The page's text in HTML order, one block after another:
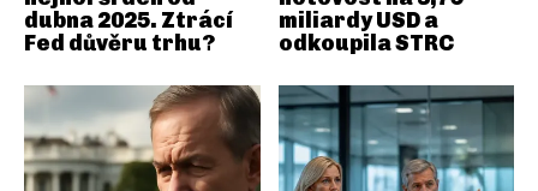
dubna 2025. Ztrácí
Fed důvěru trhu?
miliardy USD a
odkoupila STRC